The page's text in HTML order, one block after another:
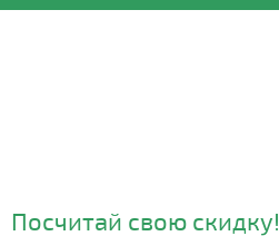
Посчитай свою скидку!